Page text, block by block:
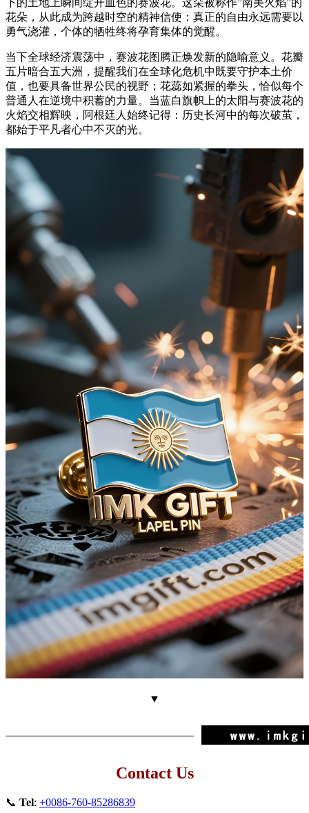
花朵，从此成为跨越时空的精神信使：真正的自由永远需要以
勇气浇灌，个体的牺牲终将孕育集体的觉醒。
当下全球经济震荡中，赛波花图腾正焕发新的隐喻意义。花瓣
五片暗合五大洲，提醒我们在全球化危机中既要守护本土价
值，也要具备世界公民的视野；花蕊如紧握的拳头，恰似每个
普通人在逆境中积蓄的力量。当蓝白旗帜上的太阳与赛波花的
火焰交相辉映，阿根廷人始终记得：历史长河中的每次破茧，
都始于平凡者心中不灭的光。
▼
Contact Us
📞 Tel: +0086-760-85286839